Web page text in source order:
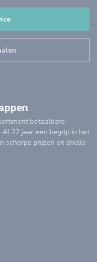
betaalbare
22 jaar een begrip in het
scherpe prijzen en snelle